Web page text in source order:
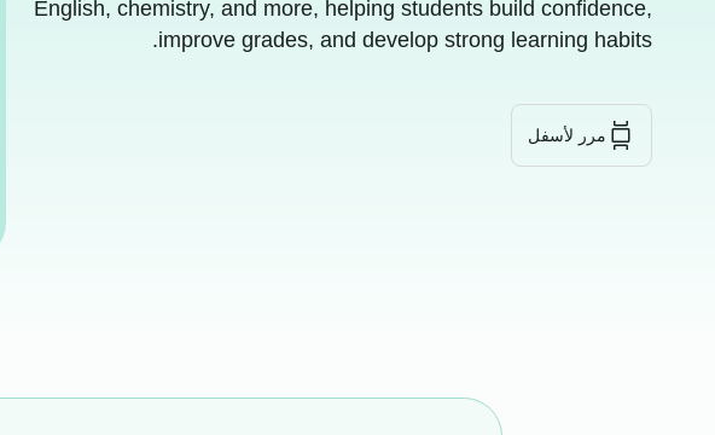
English, chemistry, and more, helping students build confidence,
improve grades, and develop strong learning habits.
مرر لأسفل